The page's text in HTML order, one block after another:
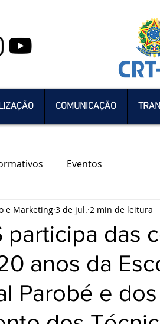
COMUNICAÇÃO
Eventos
participa das
anos da
Parobé e
e Marketing 3 de jul. 2 min de leitura